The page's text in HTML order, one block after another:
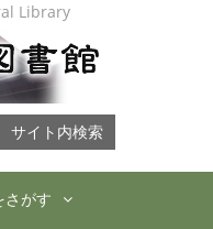
Library
さがす